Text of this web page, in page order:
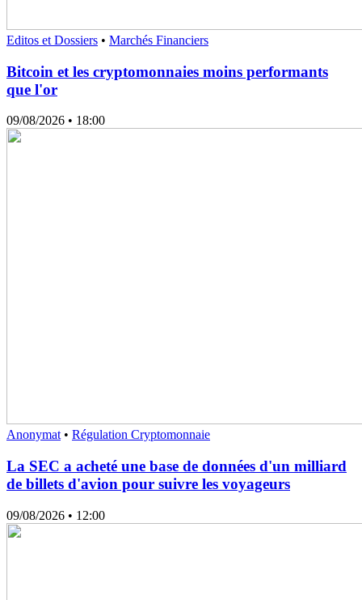
Editos et Dossiers • Marchés Financiers
Bitcoin et les cryptomonnaies moins performants
que l'or
09/08/2026 • 18:00
Anonymat • Régulation Cryptomonnaie
La SEC a acheté une base de données d'un milliard
de billets d'avion pour suivre les voyageurs
09/08/2026 • 12:00